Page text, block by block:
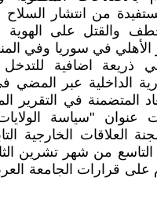
من انتشار
والقتل على الهوية
الأهلي في سوريا وفي
ذريعة اضافية
الداخلية عبر المضي
المتضمنة في التقرير
عنوان "سياسة
العلاقات الخارجية
التاسع من شهر تشرين
قرارات الجامعة